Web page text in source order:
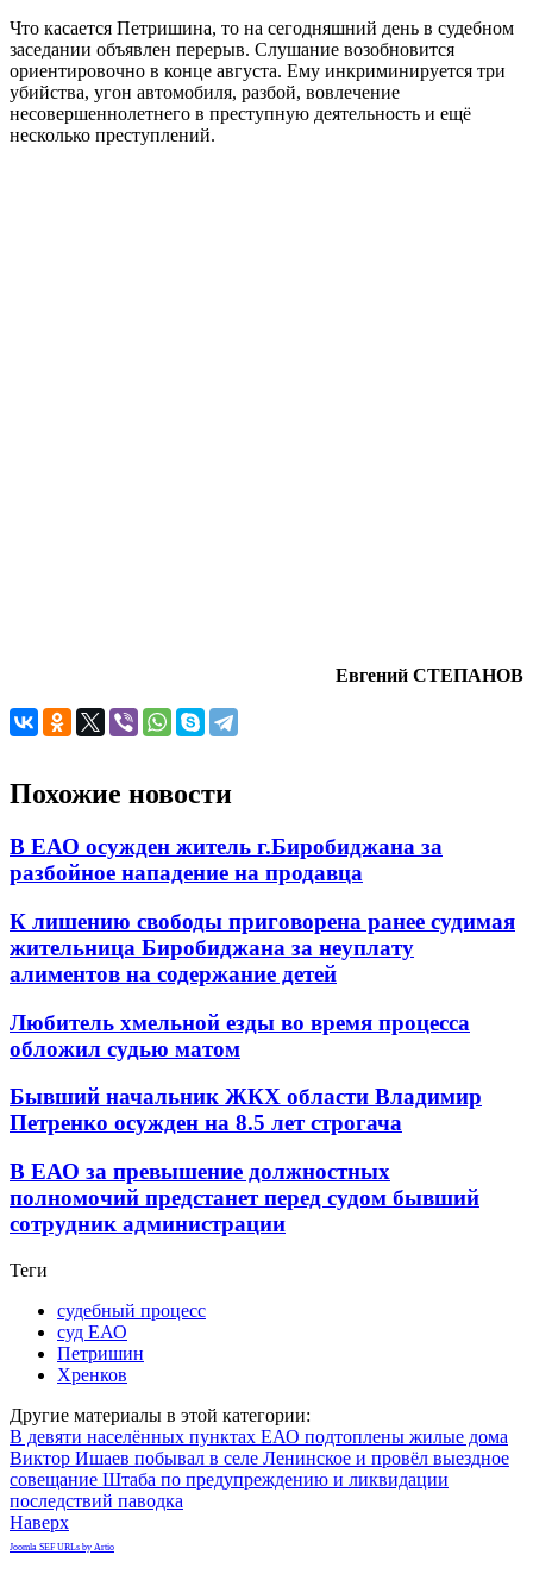
Что касается Петришина, то на сегодняшний день в судебном
заседании объявлен перерыв. Слушание возобновится
ориентировочно в конце августа. Ему инкриминируется три
убийства, угон автомобиля, разбой, вовлечение
несовершеннолетнего в преступную деятельность и ещё
несколько преступлений.
Евгений СТЕПАНОВ
Похожие новости
В ЕАО осужден житель г.Биробиджана за
разбойное нападение на продавца
К лишению свободы приговорена ранее судимая
жительница Биробиджана за неуплату
алиментов на содержание детей
Любитель хмельной езды во время процесса
обложил судью матом
Бывший начальник ЖКХ области Владимир
Петренко осужден на 8.5 лет строгача
В ЕАО за превышение должностных
полномочий предстанет перед судом бывший
сотрудник администрации
Теги
судебный процесс
суд ЕАО
Петришин
Хренков
Другие материалы в этой категории:
В девяти населённых пунктах ЕАО подтоплены жилые дома
Виктор Ишаев побывал в селе Ленинское и провёл выездное
совещание Штаба по предупреждению и ликвидации
последствий паводка
Наверх
Joomla SEF URLs by Artio